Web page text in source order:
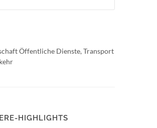
Öffentliche Dienste, Transport
HIGHLIGHTS